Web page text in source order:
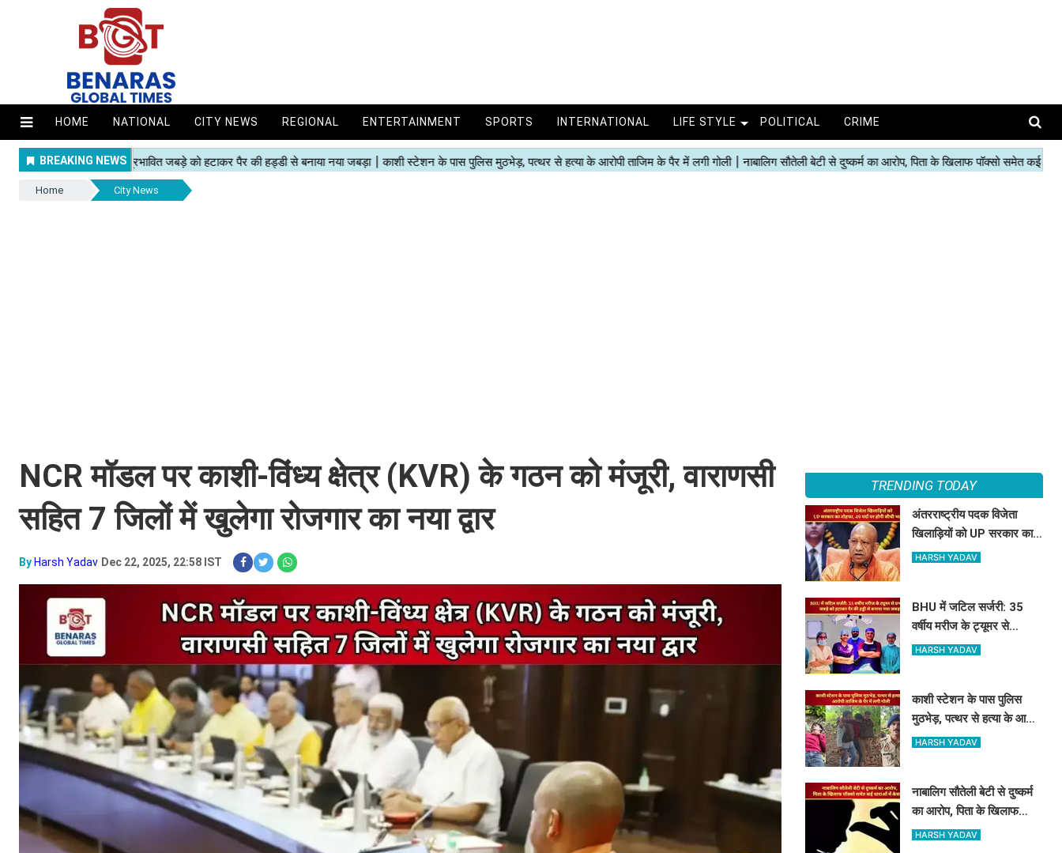
HOME NATIONAL CITY NEWS REGIONAL ENTERTAINMENT SPORTS INTERNATIONAL LIFE STYLE POLITICAL CRIME
Home City News
NCR मॉडल पर काशी-विंध्य क्षेत्र (KVR) के गठन को मंजूरी, वाराणसी
सहित 7 जिलों में खुलेगा रोजगार का नया द्वार
By Harsh Yadav Dec 22, 2025, 22:58 IST
TRENDING TODAY
अंतरराष्ट्रीय पदक विजेता
खिलाड़ियों को UP सरकार का
तोहफा, 49 पदों पर होगी सीधी
HARSH YADAV
BHU में जटिल सर्जरी: 35
वर्षीय मरीज के ट्यूमर से
प्रभावित जबड़े को हटाकर पैर
HARSH YADAV
काशी स्टेशन के पास पुलिस
मुठभेड़, पत्थर से हत्या के आरोपी
ताजिम के पैर में लगी गोली
HARSH YADAV
नाबालिग सौतेली बेटी से दुष्कर्म
का आरोप, पिता के खिलाफ
पॉक्सो समेत कई धाराओं में केस
HARSH YADAV